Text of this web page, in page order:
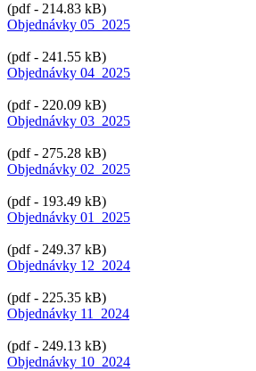
(pdf - 214.83 kB)
Objednávky 05_2025
(pdf - 241.55 kB)
Objednávky 04_2025
(pdf - 220.09 kB)
Objednávky 03_2025
(pdf - 275.28 kB)
Objednávky 02_2025
(pdf - 193.49 kB)
Objednávky 01_2025
(pdf - 249.37 kB)
Objednávky 12_2024
(pdf - 225.35 kB)
Objednávky 11_2024
(pdf - 249.13 kB)
Objednávky 10_2024